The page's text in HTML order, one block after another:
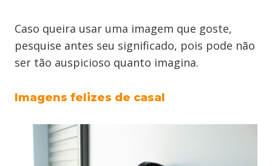
Caso queira usar uma imagem que goste,
pesquise antes seu significado, pois pode não
ser tão auspicioso quanto imagina.
Imagens felizes de casal